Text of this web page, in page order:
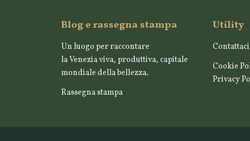
Blog e rassegna stampa
Un luogo per raccontare
la Venezia viva, produttiva, capitale
mondiale della bellezza.
Rassegna stampa
Utility
Contattaci
Cookie
Privacy